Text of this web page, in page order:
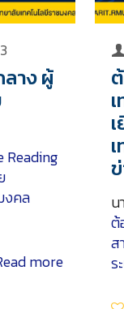
าง ผู้
Reading
งคล
more
น
ต้
ส
ร